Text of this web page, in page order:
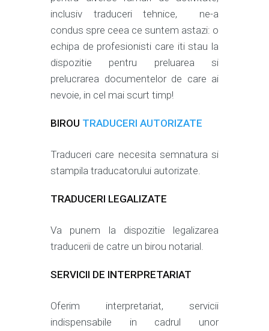
inclusiv traduceri tehnice, ne-a
condus spre ceea ce suntem astazi: o
echipa de profesionisti care iti stau la
dispozitie pentru preluarea si
prelucrarea documentelor de care ai
nevoie, in cel mai scurt timp!
BIROU TRADUCERI AUTORIZATE
Traduceri care necesita semnatura si
stampila traducatorului autorizate.
TRADUCERI LEGALIZATE
Va punem la dispozitie legalizarea
traducerii de catre un birou notarial.
SERVICII DE INTERPRETARIAT
Oferim interpretariat, servicii
indispensabile in cadrul unor